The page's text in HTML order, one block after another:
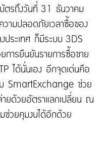
ตรถึงวันที่ 31 ธันวาคม
ามปลอดภัยเวลาซื้อของ
ประเทศ ก็มีระบบ 3DS
ารยืนยันรายการซื้อขาย
ได้นั่นเอง อีกจุดเด่นคือ
SmartExchange ช่วย
ายด้วยอัตราแลกเปลี่ยน ณ
วยคุมงบได้อีกด้วย